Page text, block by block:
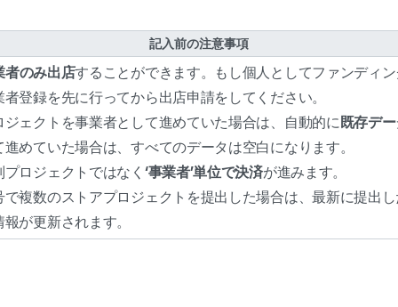
記入前の注意事項
者のみ出店することができます。もし個人としてファンディ
登録を先に行ってから出店申請をしてください。
ェクトを事業者として進めていた場合は、自動的に 既存デ
めていた場合は、すべてのデータは空白になります。
ロジェクトではなく ‘事業者’単位で決済が進みます。
複数のストアプロジェクトを提出した場合は、最新に提出
が更新されます。